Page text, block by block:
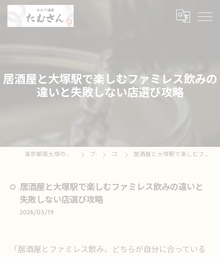
居酒屋と大塚駅で楽しむファミレス飲みの
違いと失敗しない店選び攻略
東京都南大塚の居酒屋ならセルフ酒場たむさん ブログ コラム 居酒屋と大塚駅で楽しむファミレス飲みの違いと失敗しない店選び攻略
居酒屋と大塚駅で楽しむファミレス飲みの違いと
失敗しない店選び攻略
2026/05/19
「居酒屋とファミレス飲み、どちらが自分に合っている